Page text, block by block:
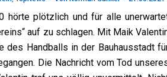
hörte plötzlich und für alle
auf zu schlagen. Mit Maik
des Handballs in der Bauhausstadt
Die Nachricht vom Tod